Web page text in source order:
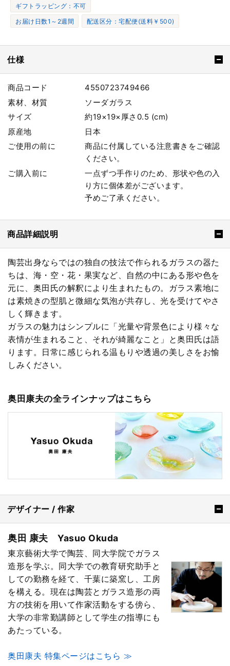
ギフトラッピング：不可
お届け日数1～2週間
配送区分：宅配便(送料￥500)
仕様
商品コード
4550723749466
素材、材質
ソーダガラス
サイズ
約19×19×厚さ0.5 (cm)
原産地
日本
ご使用の前に
商品に付属している注意書きをご確認
ください。
ご購入前に
一点ずつ手作りのため、形状や色の入
り方に個体差がございます。
予めご了承ください。
商品詳細説明
陶芸出身ならではの独自の技法で作られるガラスの器た
ちは、海・空・花・果実など、自然の中にある形や色を
元に、奥田氏の解釈により生まれたもの。ガラス素地に
は素焼きの型肌と微細な気泡が共存し、光を受けてやさ
しく輝きます。
ガラスの魅力はシンプルに「光量や背景色により様々な
表情が生まれること、それが綺麗なこと」と奥田氏は語
ります。日常に感じられる温もりや透過の美しさをお愉
しみください。
奥田康夫の全ラインナップはこちら
デザイナー / 作家
奥田 康夫 Yasuo Okuda
東京藝術大学で陶芸、同大学院でガラス
造形を学ぶ。同大学での教育研究助手と
しての勤務を経て、千葉に築窯し、工房
を構える。現在は陶芸とガラス造形の両
方の技術を用いて作家活動をする傍ら、
大学の非常勤講師として学生の指導にも
あたっている。
奥田康夫 特集ページはこちら ≫